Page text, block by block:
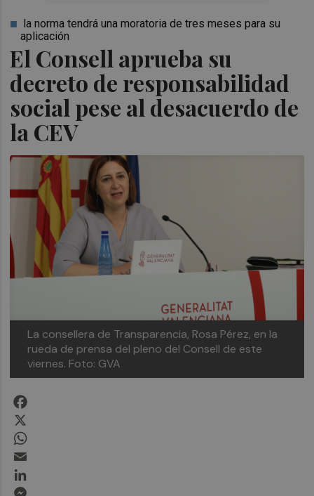
El Consell aprueba su
decreto de responsabilidad
social pese al desacuerdo de
la CEV
la norma tendrá una moratoria de tres meses para su
aplicación
La consellera de Transparencia, Rosa Pérez, en la
rueda de prensa del pleno del Consell de este
viernes. Foto: GVA